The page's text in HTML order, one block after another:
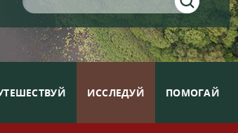
ИССЛЕДУЙ ПОМОГАЙ